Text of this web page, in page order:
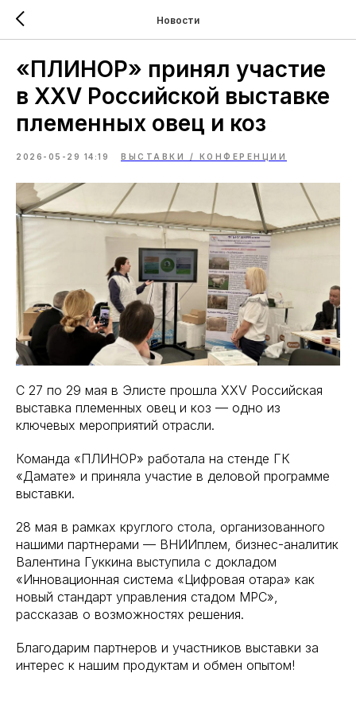
Новости
«ПЛИНОР» принял участие
в XXV Российской выставке
племенных овец и коз
2026-05-29 14:19 ВЫСТАВКИ / КОНФЕРЕНЦИИ
С 27 по 29 мая в Элисте прошла XXV Российская
выставка племенных овец и коз — одно из
ключевых мероприятий отрасли.
Команда «ПЛИНОР» работала на стенде ГК
«Дамате» и приняла участие в деловой программе
выставки.
28 мая в рамках круглого стола, организованного
нашими партнерами — ВНИИплем, бизнес-аналитик
Валентина Гуккина выступила с докладом
«Инновационная система «Цифровая отара» как
новый стандарт управления стадом МРС»,
рассказав о возможностях решения.
Благодарим партнеров и участников выставки за
интерес к нашим продуктам и обмен опытом!